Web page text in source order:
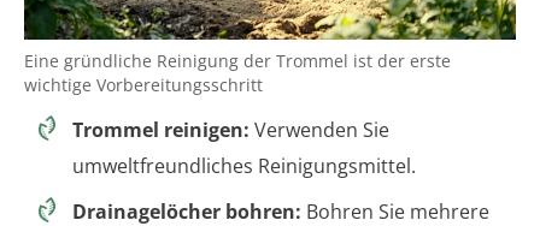
Eine gründliche Reinigung der Trommel ist der erste
wichtige Vorbereitungsschritt
Trommel reinigen: Verwenden Sie
umweltfreundliches Reinigungsmittel.
Drainagelöcher bohren: Bohren Sie mehrere